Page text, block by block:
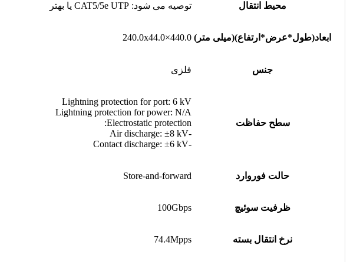
محیط انتقال توصیه می شود: CAT5/5e UTP یا بهتر
ابعاد(طول*عرض*ارتفاع)(میلی متر) 440.0×240.0x44.0
جنس فلزی
سطح حفاظت
Lightning protection for port: 6 kV
Lightning protection for power: N/A
Electrostatic protection:
-Air discharge: ±8 kV
-Contact discharge: ±6 kV
حالت فوروارد Store-and-forward
ظرفیت سوئیچ 100Gbps
نرخ انتقال بسته 74.4Mpps